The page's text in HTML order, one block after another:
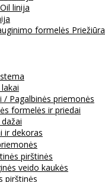
linija
formelės Priežiūra
/ Pagalbinės priemonės
formelės ir priedai
ir dekoras
pirštinės
veido kaukės
pirštinės